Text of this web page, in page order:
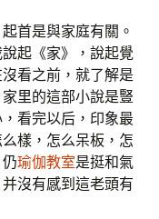
首是與家庭有關。
起《家》，說起覺
看之前，就了解是
里的這部小說是豎
看完以后，印象最
樣，怎么呆板，怎
瑜伽教室是挺和氣
沒有感到這老頭有